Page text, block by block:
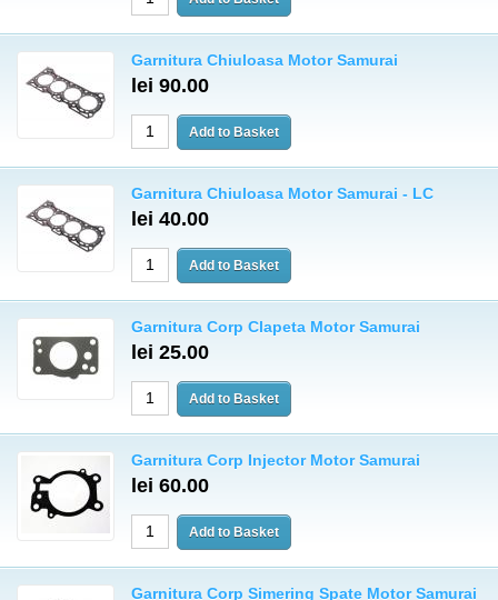
Garnitura Chiuloasa Motor Samurai
lei 90.00
Garnitura Chiuloasa Motor Samurai - LC
lei 40.00
Garnitura Corp Clapeta Motor Samurai
lei 25.00
Garnitura Corp Injector Motor Samurai
lei 60.00
Garnitura Corp Simering Spate Motor Samurai